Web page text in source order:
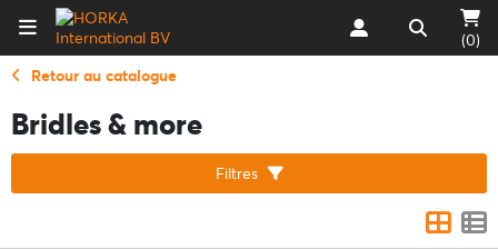
(0)
Retour au catalogue
Bridles & more
Filtres